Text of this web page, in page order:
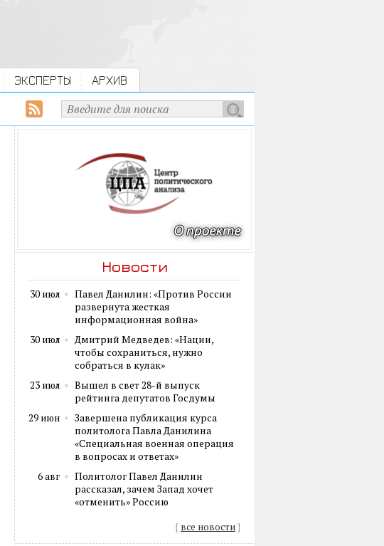
ЭКСПЕРТЫ АРХИВ
Новости
30 июл
Павел Данилин: «Против России
развернута жесткая
информационная война»
30 июл
Дмитрий Медведев: «Нации,
чтобы сохраниться, нужно
собраться в кулак»
23 июл
Вышел в свет 28-й выпуск
рейтинга депутатов Госдумы
29 июн
Завершена публикация курса
политолога Павла Данилина
«Специальная военная операция
в вопросах и ответах»
6 авг
Политолог Павел Данилин
рассказал, зачем Запад хочет
«отменить» Россию
{ все новости}